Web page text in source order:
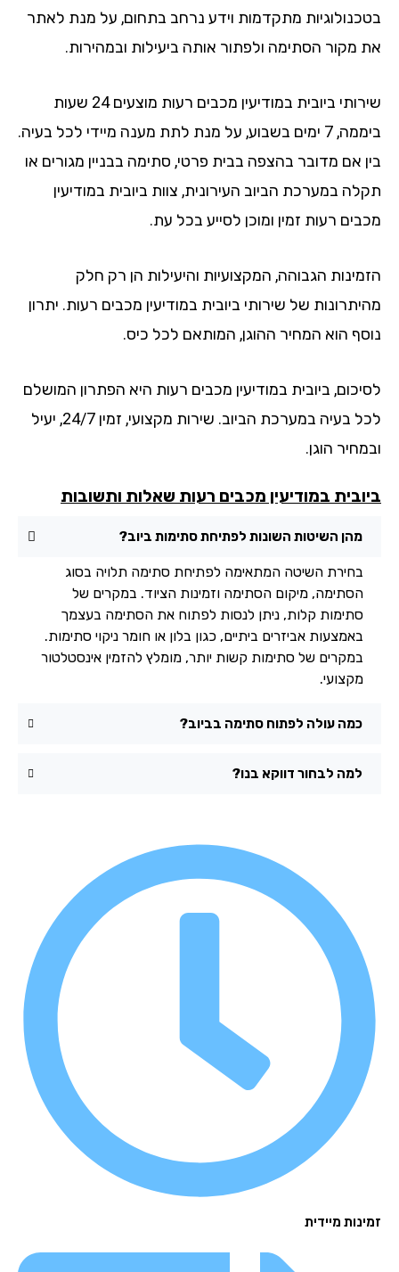
מתקדמות וידע נרחב בתחום, על מנת לאתר
מקור הסתימה ולפתור אותה ביעילות ובמהירות.
שירותי ביובית במודיעין מכבים רעות מוצעים 24 שעות
ביממה, 7 ימים בשבוע, על מנת לתת מענה מיידי לכל בעיה.
אם מדובר בהצפה בבית פרטי, סתימה בבניין מגורים או
במערכת הביוב העירונית, צוות ביובית במודיעין
רעות זמין ומוכן לסייע בכל עת.
הגבוהה, המקצועיות והיעילות הן רק חלק
של שירותי ביובית במודיעין מכבים רעות. יתרון
הוא המחיר ההוגן, המותאם לכל כיס.
ביובית במודיעין מכבים רעות היא הפתרון המושלם
לכל בעיה במערכת הביוב. שירות מקצועי, זמין 24/7, יעיל
הוגן.
במודיעין מכבים רעות שאלות ותשובות
מהן השיטות השונות לפתיחת סתימות ביוב?
בחירת השיטה המתאימה לפתיחת סתימה תלויה בסוג
הסתימה, מיקום הסתימה וזמינות הציוד. במקרים של
סתימות קלות, ניתן לנסות לפתוח את הסתימה בעצמך
באמצעות אביזרים ביתיים, כגון בלון או חומר ניקוי סתימות.
במקרים של סתימות קשות יותר, מומלץ להזמין אינסטלטור
מקצועי.
כמה עולה לפתוח סתימה בביוב?
למה לבחור דווקא בנו?
מיידית